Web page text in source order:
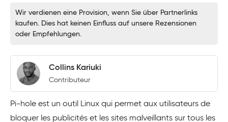
Wir verdienen eine Provision, wenn Sie über Partnerlinks
kaufen. Dies hat keinen Einfluss auf unsere Rezensionen
oder Empfehlungen.
Collins Kariuki
Contributeur
Pi-hole est un outil Linux qui permet aux utilisateurs de
bloquer les publicités et les sites malveillants sur tous les